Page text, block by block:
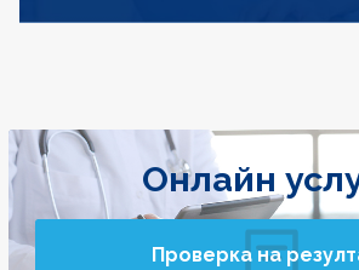
Онлайн
Проверка на